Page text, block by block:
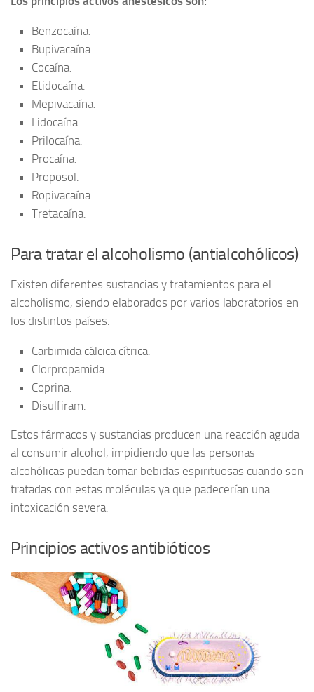
Benzocaína.
Bupivacaína.
Cocaína.
Etidocaína.
Mepivacaína.
Lidocaína.
Prilocaína.
Procaína.
Proposol.
Ropivacaína.
Tretacaína.
Para tratar el alcoholismo (antialcohólicos)
Existen diferentes sustancias y tratamientos para el
alcoholismo, siendo elaborados por varios laboratorios en
los distintos países.
Carbimida cálcica cítrica.
Clorpropamida.
Coprina.
Disulfiram.
Estos fármacos y sustancias producen una reacción aguda
al consumir alcohol, impidiendo que las personas
alcohólicas puedan tomar bebidas espirituosas cuando son
tratadas con estas moléculas ya que padecerían una
intoxicación severa.
Principios activos antibióticos